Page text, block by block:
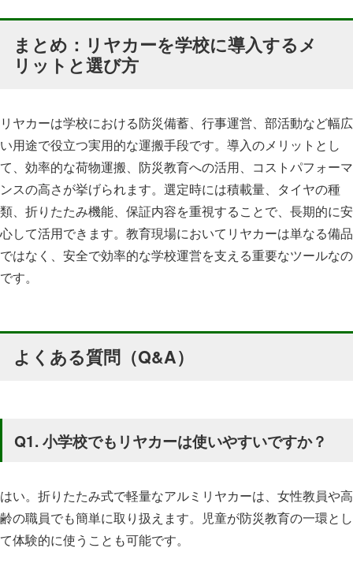
まとめ：リヤカーを学校に導入するメ
リットと選び方
リヤカーは学校における防災備蓄、行事運営、部活動など幅広
い用途で役立つ実用的な運搬手段です。導入のメリットとし
て、効率的な荷物運搬、防災教育への活用、コストパフォーマ
ンスの高さが挙げられます。選定時には積載量、タイヤの種
類、折りたたみ機能、保証内容を重視することで、長期的に安
心して活用できます。教育現場においてリヤカーは単なる備品
ではなく、安全で効率的な学校運営を支える重要なツールなの
です。
よくある質問（Q&A）
Q1. 小学校でもリヤカーは使いやすいですか？
はい。折りたたみ式で軽量なアルミリヤカーは、女性教員や高
齢の職員でも簡単に取り扱えます。児童が防災教育の一環とし
て体験的に使うことも可能です。